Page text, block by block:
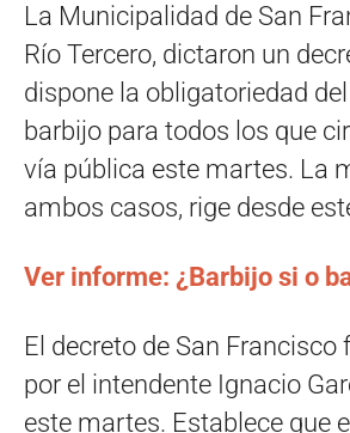
La Municipalidad de San
Río Tercero, dictaron un
dispone la obligatoriedad del
barbijo para todos los que
vía pública este martes. La
ambos casos, rige desde
Ver informe: ¿Barbijo si o
El decreto de San
por el intendente Ignacio
este martes. Establece que